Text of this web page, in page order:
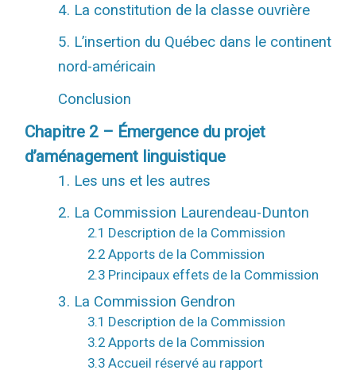
4. La constitution de la classe ouvrière
5. L’insertion du Québec dans le continent
nord-américain
Conclusion
Chapitre 2 – Émergence du projet
d’aménagement linguistique
1. Les uns et les autres
2. La Commission Laurendeau-Dunton
2.1 Description de la Commission
2.2 Apports de la Commission
2.3 Principaux effets de la Commission
3. La Commission Gendron
3.1 Description de la Commission
3.2 Apports de la Commission
3.3 Accueil réservé au rapport